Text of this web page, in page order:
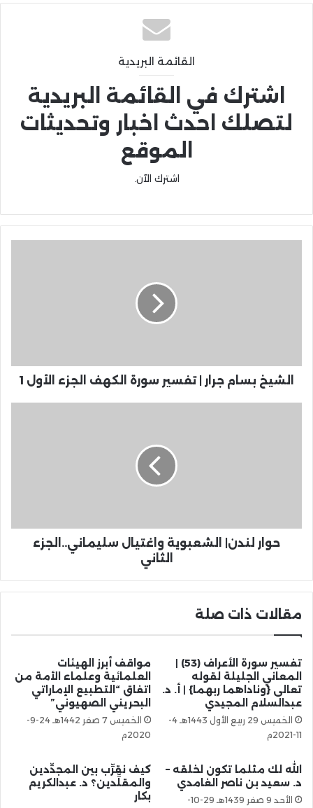
القائمة البريدية
اشترك في القائمة البريدية
لتصلك احدث اخبار وتحديثات
الموقع
اشترك الآن.
الشيخ بسام جرار | تفسير سورة الكهف الجزء الأول 1
حوار لندن| الشعبوية واغتيال سليماني..الجزء
الثاني
مقالات ذات صلة
تفسير سورة الأعراف (53) |
المعاني الجليلة لقوله
تعالى {وناداهما ربهما} | أ. د.
عبدالسلام المجيدي
الخميس 29 ربيع الأول 1443هـ 4-
11-2021م
مواقف أبرز الهيئات
العلمائية وعلماء الأمة من
اتفاق “التطبيع الإماراتي
البحريني الصهيوني”
الخميس 7 صفر 1442هـ 24-9-
2020م
الله لك مثلما تكون لخلقه –
د. سعيد بن ناصر الغامدي
الأحد 9 صفر 1439هـ 29-10-
كيف نقرِّب بين المجدِّدين
والمقلِّدين؟ د. عبدالكريم
بكار